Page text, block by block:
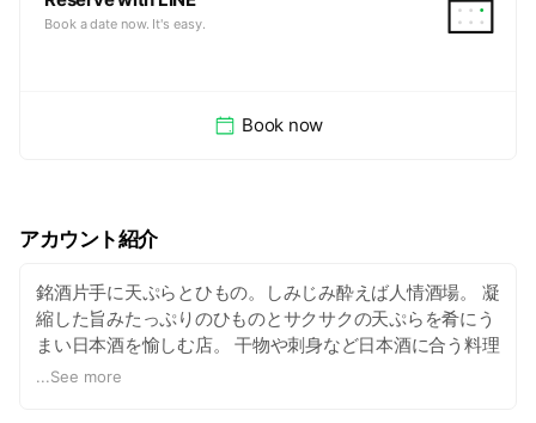
Book a date now. It's easy.
Book now
アカウント紹介
銘酒片手に天ぷらとひもの。しみじみ酔えば人情酒場。 凝
縮した旨みたっぷりのひものとサクサクの天ぷらを肴にう
まい日本酒を愉しむ店。 干物や刺身など日本酒に合う料理
と副菜。 全国各地の日本酒と絶品料理の数々をご賞味くだ
...See more